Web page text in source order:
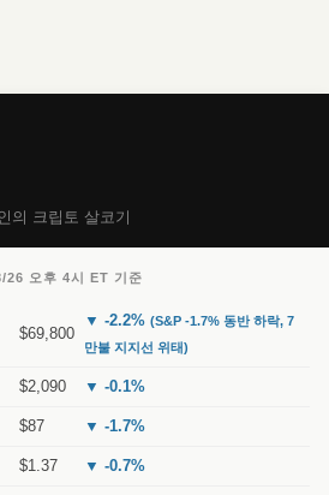
의 크립토 살코기
오후 4시 ET 기준
$69,800
▼ -2.2% (S&P -1.7% 동반 하락, 7
만불 지지선 위태)
$2,090 ▼ -0.1%
$87 ▼ -1.7%
$1.37 ▼ -0.7%